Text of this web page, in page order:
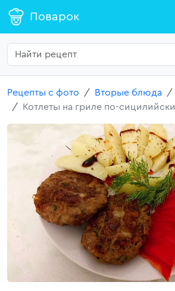
Поварок
Рецепты с фото Вторые блюда
Котлеты на гриле по-сицилийски